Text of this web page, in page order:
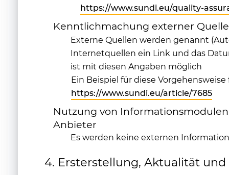
https://www.sundi.eu/quality-
Kenntlichmachung externer
Externe Quellen werden genannt
Internetquellen ein Link und das
ist mit diesen Angaben möglich
Ein Beispiel für diese
https://www.sundi.eu/article/7685
Nutzung von
Anbieter
Es werden keine externen
4. Ersterstellung, Aktualität